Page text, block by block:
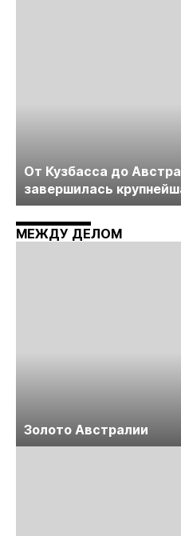
От Кузбасса до
завершилась
технологий «Недра
Майнинг»
МЕЖДУ ДЕЛОМ
Золото Австралии